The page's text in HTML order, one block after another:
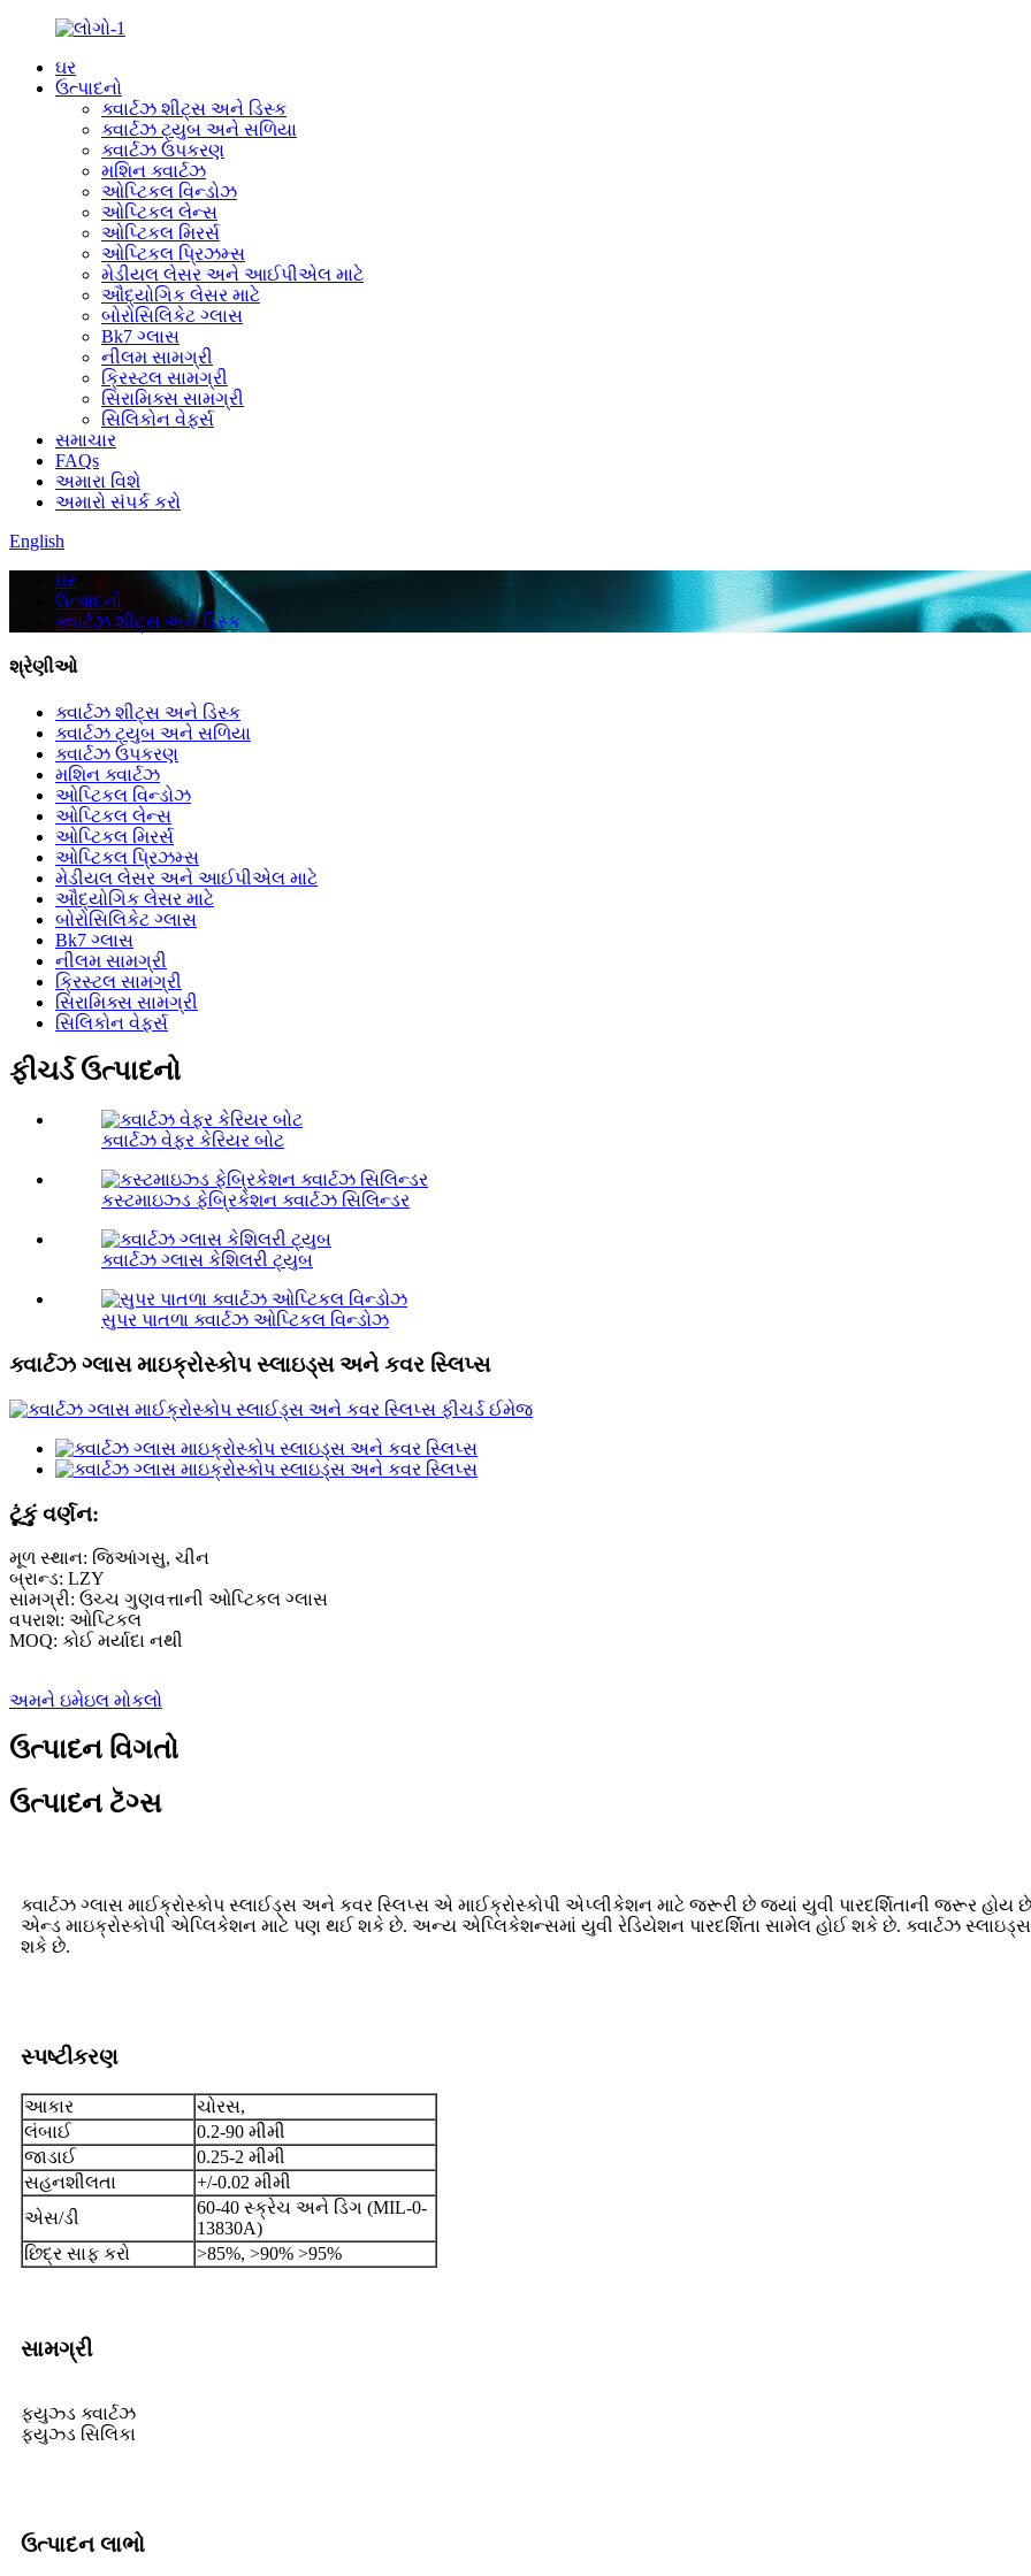
ઘર
ઉત્પાદનો
ક્વાર્ટઝ શીટ્સ અને ડિસ્ક
ક્વાર્ટઝ ટ્યુબ અને સળિયા
ક્વાર્ટઝ ઉપકરણ
મશિન ક્વાર્ટઝ
ઓપ્ટિકલ વિન્ડોઝ
ઓપ્ટિકલ લેન્સ
ઓપ્ટિકલ મિરર્સ
ઓપ્ટિકલ પ્રિઝમ્સ
મેડીયલ લેસર અને આઈપીએલ માટે
ઔદ્યોગિક લેસર માટે
બોરોસિલિકેટ ગ્લાસ
Bk7 ગ્લાસ
નીલમ સામગ્રી
ક્રિસ્ટલ સામગ્રી
સિરામિક્સ સામગ્રી
સિલિકોન વેફર્સ
સમાચાર
FAQs
અમારા વિશે
અમારો સંપર્ક કરો
English
ઘર
ઉત્પાદનો
ક્વાર્ટઝ શીટ્સ અને ડિસ્ક
શ્રેણીઓ
ક્વાર્ટઝ શીટ્સ અને ડિસ્ક
ક્વાર્ટઝ ટ્યુબ અને સળિયા
ક્વાર્ટઝ ઉપકરણ
મશિન ક્વાર્ટઝ
ઓપ્ટિકલ વિન્ડોઝ
ઓપ્ટિકલ લેન્સ
ઓપ્ટિકલ મિરર્સ
ઓપ્ટિકલ પ્રિઝમ્સ
મેડીયલ લેસર અને આઈપીએલ માટે
ઔદ્યોગિક લેસર માટે
બોરોસિલિકેટ ગ્લાસ
Bk7 ગ્લાસ
નીલમ સામગ્રી
ક્રિસ્ટલ સામગ્રી
સિરામિક્સ સામગ્રી
સિલિકોન વેફર્સ
ફીચર્ડ ઉત્પાદનો
ક્વાર્ટઝ વેફર કેરિયર બોટ
કસ્ટમાઇઝ્ડ ફેબ્રિકેશન ક્વાર્ટઝ સિલિન્ડર
ક્વાર્ટઝ ગ્લાસ કેશિલરી ટ્યુબ
સુપર પાતળા ક્વાર્ટઝ ઓપ્ટિકલ વિન્ડોઝ
ક્વાર્ટઝ ગ્લાસ માઇક્રોસ્કોપ સ્લાઇડ્સ અને કવર સ્લિપ્સ
ટૂંકું વર્ણન:
મૂળ સ્થાન: જિઆંગસુ, ચીન
બ્રાન્ડ: LZY
સામગ્રી: ઉચ્ચ ગુણવત્તાની ઓપ્ટિકલ ગ્લાસ
વપરાશ: ઓપ્ટિકલ
MOQ: કોઈ મર્યાદા નથી
અમને ઇમેઇલ મોકલો
ઉત્પાદન વિગતો
ઉત્પાદન ટૅગ્સ
ક્વાર્ટઝ ગ્લાસ માઈક્રોસ્કોપ સ્લાઈડ્સ અને કવર સ્લિપ્સ એ માઈક્રોસ્કોપી એપ્લીકેશન માટે જરૂરી છે જ્યાં યુવી પારદર્શિતાની જરૂર હોય
એન્ડ માઇક્રોસ્કોપી એપ્લિકેશન માટે પણ થઈ શકે છે. અન્ય એપ્લિકેશન્સમાં યુવી રેડિયેશન પારદર્શિતા સામેલ હોઈ શકે છે. ક્વાર્ટઝ
શકે છે.
સ્પષ્ટીકરણ
આકાર
ચોરસ,
લંબાઈ
0.2-90 મીમી
જાડાઈ
0.25-2 મીમી
સહનશીલતા
+/-0.02 મીમી
એસ/ડી
60-40 સ્ક્રેચ અને ડિગ (MIL-0-
13830A)
છિદ્ર સાફ કરો
>85%, >90% >95%
સામગ્રી
ફ્યુઝ્ડ ક્વાર્ટઝ
ફ્યુઝ્ડ સિલિકા
ઉત્પાદન લાભો